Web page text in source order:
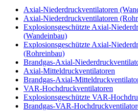
Axial-Niederdruckventilatoren
Axial-Niederdruckventilatoren
Explosionsgeschützte Axial-
(Wandeinbau)
Explosionsgeschützte Axial-
(Rohreinbau)
Brandgas-Axial-
Axial-Mitteldruckventilatoren
Brandgas-Axial-
VAR-Hochdruckventilatoren
Explosionsgeschützte VAR-
Brandgas-VAR-